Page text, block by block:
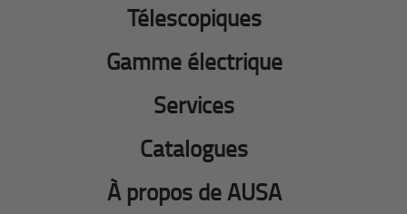
Télescopiques
Gamme électrique
Services
Catalogues
À propos de AUSA